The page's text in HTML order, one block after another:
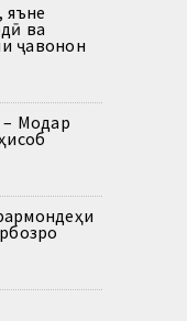
яъне
ва
ҷавонон
– Модар